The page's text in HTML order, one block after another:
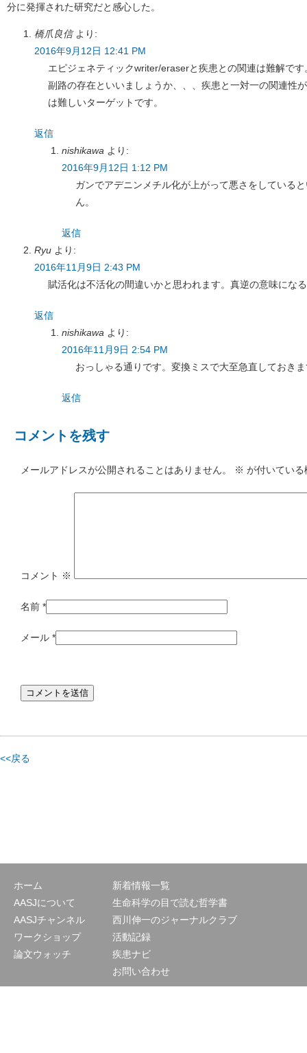
分に発揮された研究だと感心した。
橋爪良信 より:
2016年9月12日 12:41 PM
エピジェネティックwriter/eraserと疾患との関連は難解で
副路の存在といいましょうか、、、疾患と一対一の関連性
は難しいターゲットです。
返信
nishikawa より:
2016年9月12日 1:12 PM
ガンでアデニンメチル化が上がって悪さをしている
ん。
返信
Ryu より:
2016年11月9日 2:43 PM
賦活化は不活化の間違いかと思われます。真逆の意味にな
返信
nishikawa より:
2016年11月9日 2:54 PM
おっしゃる通りです。変換ミスで大至急直しておき
返信
コメントを残す
メールアドレスが公開されることはありません。 ※ が付いてい
コメント ※
名前 *
メール *
<<戻る
ホーム
AASJについて
AASJチャンネル
ワークショップ
論文ウォッチ
新着情報一覧
生命科学の目で読む哲学書
西川伸一のジャーナルクラブ
活動記録
疾患ナビ
お問い合わせ